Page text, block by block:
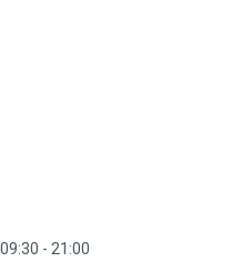
09:30 - 21:00